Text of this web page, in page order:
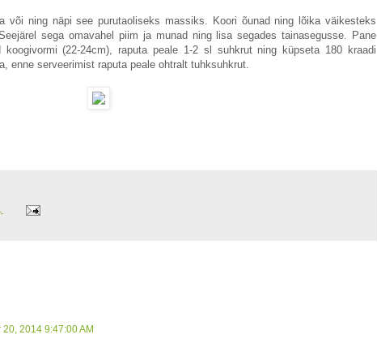
või ning näpi see purutaoliseks massiks. Koori õunad ning lõika väikesteks
sega omavahel piim ja munad ning lisa segades tainasegusse. Pane
koogivormi (22-24cm), raputa peale 1-2 sl suhkrut ning küpseta 180 kraadi
enne serveerimist raputa peale ohtralt tuhksuhkrut.
2014 9:47:00 AM